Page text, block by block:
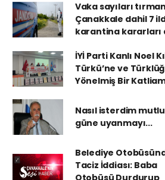
Vaka sayıları
Çanakkale dahil 7
karantina kararları
İYİ Parti Kanlı Noel
Türkü’ne ve
Yönelmiş Bir
Nasıl isterdim
güne uyanmayı...
Belediye
Taciz İddiası: Baba
Otobüsü Durdurup